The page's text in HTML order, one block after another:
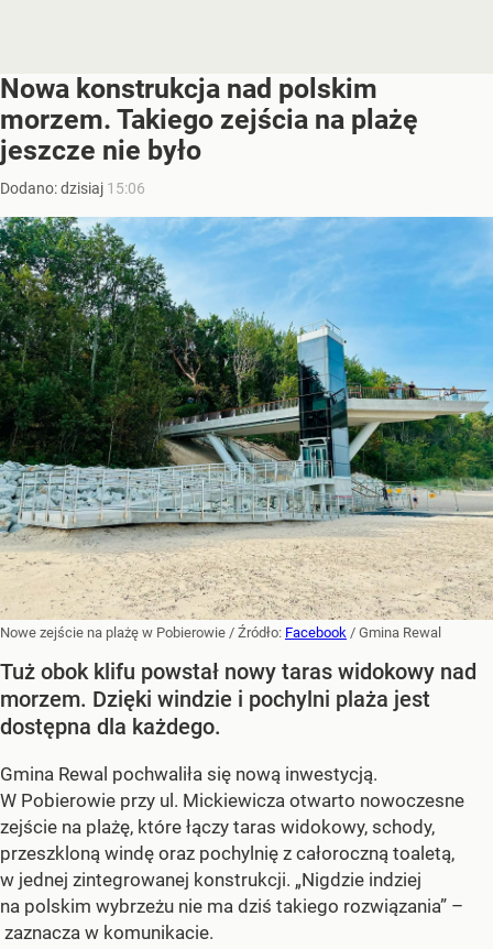
Nowa konstrukcja nad polskim
morzem. Takiego zejścia na plażę
jeszcze nie było
Dodano:dzisiaj 15:06
Nowe zejście na plażę w Pobierowie / Źródło: Facebook / Gmina Rewal
Tuż obok klifu powstał nowy taras widokowy nad
morzem. Dzięki windzie i pochylni plaża jest
dostępna dla każdego.
Gmina Rewal pochwaliła się nową inwestycją.
W Pobierowie przy ul. Mickiewicza otwarto nowoczesne
zejście na plażę, które łączy taras widokowy, schody,
przeszkloną windę oraz pochylnię z całoroczną toaletą,
w jednej zintegrowanej konstrukcji. „Nigdzie indziej
na polskim wybrzeżu nie ma dziś takiego rozwiązania” –
zaznacza w komunikacie.